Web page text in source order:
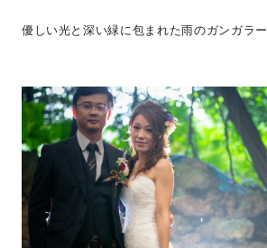
優しい光と深い緑に包まれた雨のガンガラー